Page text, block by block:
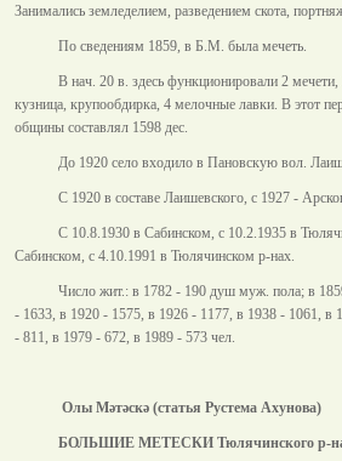
Занимались земледелием, разведением скота,
По сведениям 1859, в Б.М. была мечеть.
В нач. 20 в. здесь функционировали 2
кузница, крупообдирка, 4 мелочные лавки. В этот
общины составлял 1598 дес.
До 1920 село входило в Пановскую вол.
С 1920 в составе Лаишевского, с 1927 -
С 10.8.1930 в Сабинском, с 10.2.1935 в
Сабинском, с 4.10.1991 в Тюлячинском р-нах.
Число жит.: в 1782 - 190 душ муж. пола; в
- 1633, в 1920 - 1575, в 1926 - 1177, в 1938 - 1061, в
- 811, в 1979 - 672, в 1989 - 573 чел.
Олы Мәтәскә (статья Рустема Ахунова)
БОЛЬШИЕ МЕТЕСКИ Тюлячинского р-